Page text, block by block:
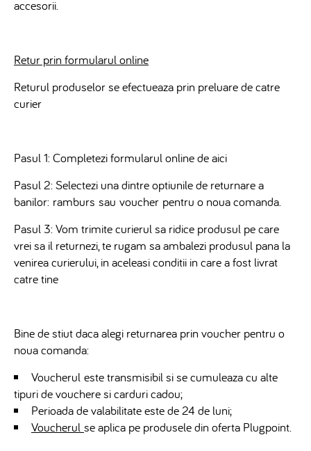
accesorii.
Retur prin formularul online
Returul produselor se efectueaza prin preluare de catre
curier
Pasul 1: Completezi formularul online de aici
Pasul 2: Selectezi una dintre optiunile de returnare a
banilor: ramburs sau voucher pentru o noua comanda.
Pasul 3: Vom trimite curierul sa ridice produsul pe care
vrei sa il returnezi, te rugam sa ambalezi produsul pana la
venirea curierului, in aceleasi conditii in care a fost livrat
catre tine
Bine de stiut daca alegi returnarea prin voucher pentru o
noua comanda:
Voucherul este transmisibil si se cumuleaza cu alte
tipuri de vouchere si carduri cadou;
Perioada de valabilitate este de 24 de luni;
Voucherul se aplica pe produsele din oferta Plugpoint.